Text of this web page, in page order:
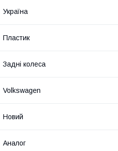
Україна
Пластик
Задні колеса
Volkswagen
Новий
Аналог